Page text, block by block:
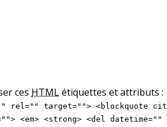
ces HTMLétiquettes et attributs :
rel="" target=""> <blockquote
<em> <strong> <del